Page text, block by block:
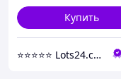
Купить
⭐️⭐️⭐️⭐️⭐️ Lots24.com.ua